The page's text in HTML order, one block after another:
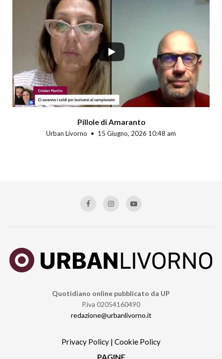
Pillole di Amaranto
Urban Livorno 15 Giugno, 2026 10:48 am
Quotidiano online pubblicato da UP
P.iva 02054160490
redazione@urbanlivorno.it
Privacy Policy | Cookie Policy
PAGINE